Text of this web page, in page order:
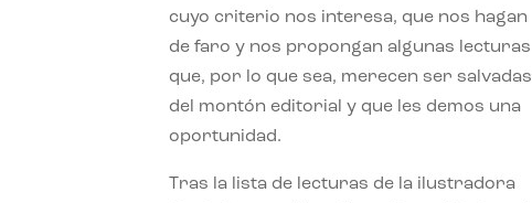
cuyo criterio nos interesa, que nos hagan
de faro y nos propongan algunas lecturas
que, por lo que sea, merecen ser salvadas
del montón editorial y que les demos una
oportunidad.
Tras la lista de lecturas de la ilustradora